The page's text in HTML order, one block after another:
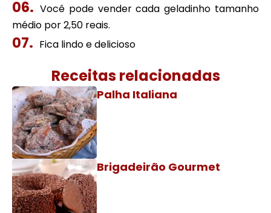
Você pode vender cada geladinho tamanho
médio por 2,50 reais.
Fica lindo e delicioso
Receitas relacionadas
Palha Italiana
Brigadeirão Gourmet